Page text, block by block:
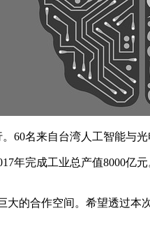
60名来自台湾人工智能与
年完成工业总产值8000
的合作空间。希望透过